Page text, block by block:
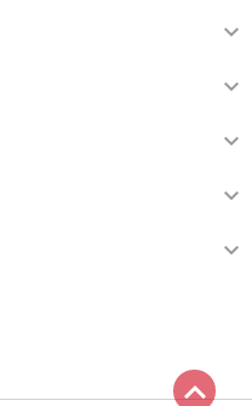





keyboard_arrow_up